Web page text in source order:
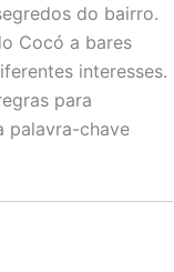
do bairro.
Cocó a bares
interesses.
para
palavra-chave